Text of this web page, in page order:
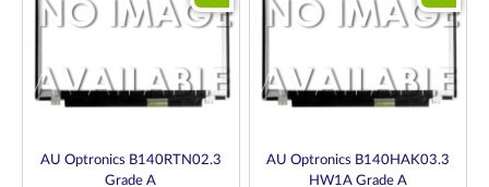
AU Optronics B140RTN02.3
Grade A
AU Optronics B140HAK03.3
HW1A Grade A